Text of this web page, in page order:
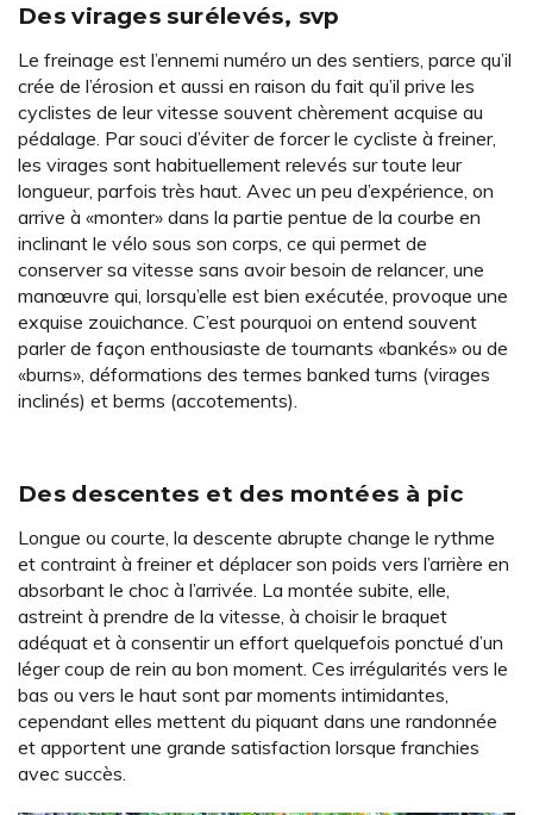
Des virages surélevés, svp
Le freinage est l’ennemi numéro un des sentiers, parce qu’il
crée de l’érosion et aussi en raison du fait qu’il prive les
cyclistes de leur vitesse souvent chèrement acquise au
pédalage. Par souci d’éviter de forcer le cycliste à freiner,
les virages sont habituellement relevés sur toute leur
longueur, parfois très haut. Avec un peu d’expérience, on
arrive à «monter» dans la partie pentue de la courbe en
inclinant le vélo sous son corps, ce qui permet de
conserver sa vitesse sans avoir besoin de relancer, une
manœuvre qui, lorsqu’elle est bien exécutée, provoque une
exquise zouichance. C’est pourquoi on entend souvent
parler de façon enthousiaste de tournants «bankés» ou de
«burns», déformations des termes banked turns (virages
inclinés) et berms (accotements).
Des descentes et des montées à pic
Longue ou courte, la descente abrupte change le rythme
et contraint à freiner et déplacer son poids vers l’arrière en
absorbant le choc à l’arrivée. La montée subite, elle,
astreint à prendre de la vitesse, à choisir le braquet
adéquat et à consentir un effort quelquefois ponctué d’un
léger coup de rein au bon moment. Ces irrégularités vers le
bas ou vers le haut sont par moments intimidantes,
cependant elles mettent du piquant dans une randonnée
et apportent une grande satisfaction lorsque franchies
avec succès.